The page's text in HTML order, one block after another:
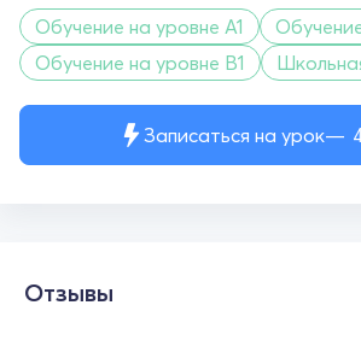
Записаться на урок
Обучение на уровне A1
Обучение на уровне B1
Отзывы